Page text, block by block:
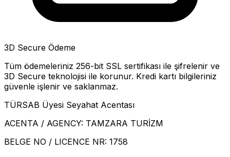
3D Secure Ödeme
Tüm ödemeleriniz 256-bit SSL sertifikası ile şifrelenir ve
3D Secure teknolojisi ile korunur. Kredi kartı bilgileriniz
güvenle işlenir ve saklanmaz.
TÜRSAB Üyesi Seyahat Acentası
ACENTA / AGENCY: TAMZARA TURİZM
BELGE NO / LICENCE NR: 1758